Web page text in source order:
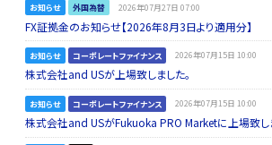
お知らせ 外国為替 2026年07月27日 07:00
FX証拠金のお知らせ【2026年8月3日より適用分】
お知らせ コーポレートファイナンス 2026年07月15日 10:00
株式会社and USが上場致しました。
お知らせ コーポレートファイナンス 2026年07月15日 10:00
株式会社and USがFukuoka PRO Marketに上場致し